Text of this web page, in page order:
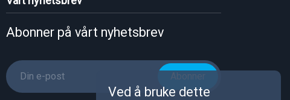
Abonner på vårt nyhetsbrev
Abonner
Ved å bruke dette